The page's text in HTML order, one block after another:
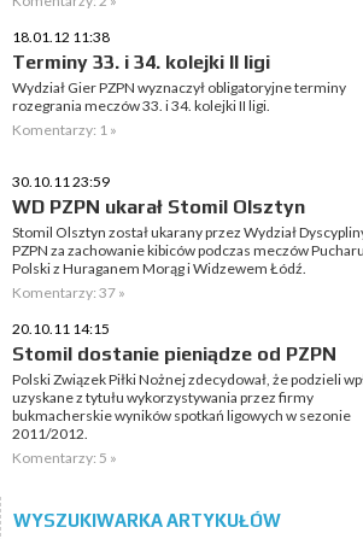
18.01.12 11:38
Terminy 33. i 34. kolejki II ligi
Wydział Gier PZPN wyznaczył obligatoryjne terminy
rozegrania meczów 33. i 34. kolejki II ligi.
Komentarzy: 1 »
30.10.11 23:59
WD PZPN ukarał Stomil Olsztyn
Stomil Olsztyn został ukarany przez Wydział
PZPN za zachowanie kibiców podczas meczów Pucharu
Polski z Huraganem Morąg i Widzewem Łódź.
Komentarzy: 37 »
20.10.11 14:15
Stomil dostanie pieniądze od PZPN
Polski Związek Piłki Nożnej zdecydował, że podzieli
uzyskane z tytułu wykorzystywania przez firmy
bukmacherskie wyników spotkań ligowych w sezonie
2011/2012.
Komentarzy: 5 »
WYSZUKIWARKA ARTYKUŁÓW